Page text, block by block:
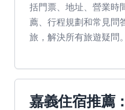
括門票、地址、營業時
薦、行程規劃和常見問
旅，解決所有旅遊疑問。
嘉義住宿推薦